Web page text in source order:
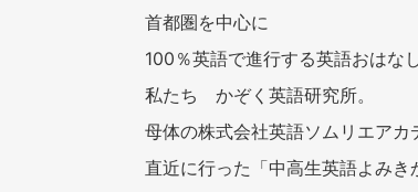
首都圏を中心に
100％英語で進行する英語おはな
私たち かぞく英語研究所。
母体の株式会社英語ソムリエアカ
直近に行った「中高生英語よみき